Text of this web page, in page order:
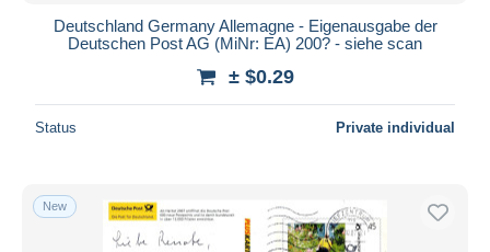
Deutschland Germany Allemagne - Eigenausgabe der
Deutschen Post AG (MiNr: EA) 200? - siehe scan
± $0.29
Status Private individual
New